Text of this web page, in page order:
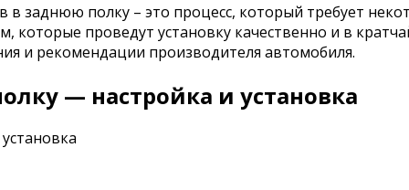
заднюю полку – это процесс, который требует
которые проведут установку качественно и в
и рекомендации производителя автомобиля.
— настройка и установка